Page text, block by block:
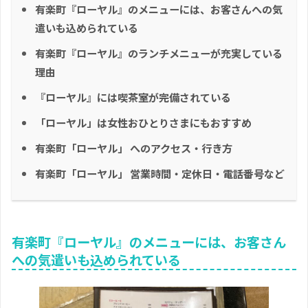
有楽町『ローヤル』のメニューには、お客さんへの気
遣いも込められている
有楽町『ローヤル』のランチメニューが充実している
理由
『ローヤル』には喫茶室が完備されている
「ローヤル」は女性おひとりさまにもおすすめ
有楽町「ローヤル」 へのアクセス・行き方
有楽町「ローヤル」 営業時間・定休日・電話番号など
有楽町『ローヤル』のメニューには、お客さん
への気遣いも込められている